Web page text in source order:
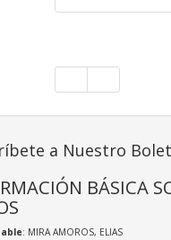
a Nuestro
BÁSICA
: MIRA AMOROS, ELIAS